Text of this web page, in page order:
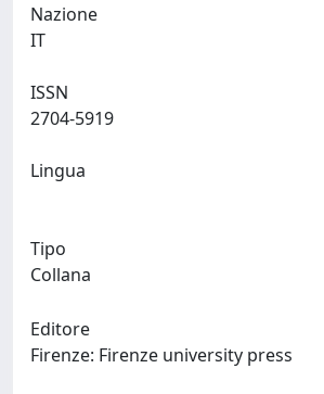
Nazione
ISSN
Lingua
Tipo
Collana
Editore